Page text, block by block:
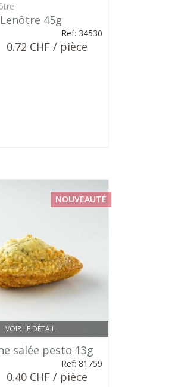
45g
Ref: 34530
0.72 CHF / pièce
VOIR LE DÉTAIL
NOUVEAUTÉ
salée pesto 13g
Ref: 81759
0.40 CHF / pièce